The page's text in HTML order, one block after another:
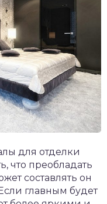
для отделки
что преобладать
составлять он
главным будет